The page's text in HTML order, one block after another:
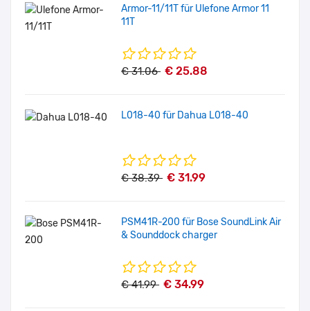
Armor-11/11T für Ulefone Armor 11
11T
€ 31.06 € 25.88
L018-40 für Dahua L018-40
€ 38.39 € 31.99
PSM41R-200 für Bose SoundLink Air
& Sounddock charger
€ 41.99 € 34.99